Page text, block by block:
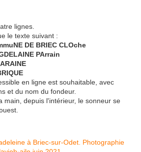
lignes.
le texte suivant :
DE BRIEC CLOche
PArrain
en ligne est souhaitable, avec
et du nom du fondeur.
main, depuis l'intérieur, le sonneur se